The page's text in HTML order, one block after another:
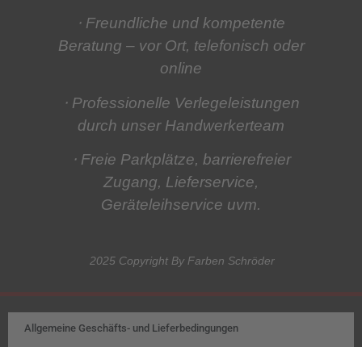
⋅ Freundliche und kompetente
Beratung – vor Ort, telefonisch oder
online
⋅ Professionelle Verlegeleistungen
durch unser Handwerkerteam
⋅ Freie Parkplätze, barrierefreier
Zugang, Lieferservice,
Geräteleihservice uvm.
2025 Copyright By Farben Schröder
Allgemeine Geschäfts- und Lieferbedingungen